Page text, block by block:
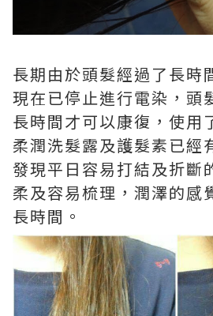
長期由於頭髮經過了長時
現在已停止進行電染，頭
長時間才可以康復，使用
柔潤洗髮露及護髮素已經
發現平日容易打結及折斷
柔及容易梳理，潤澤的感
長時間。